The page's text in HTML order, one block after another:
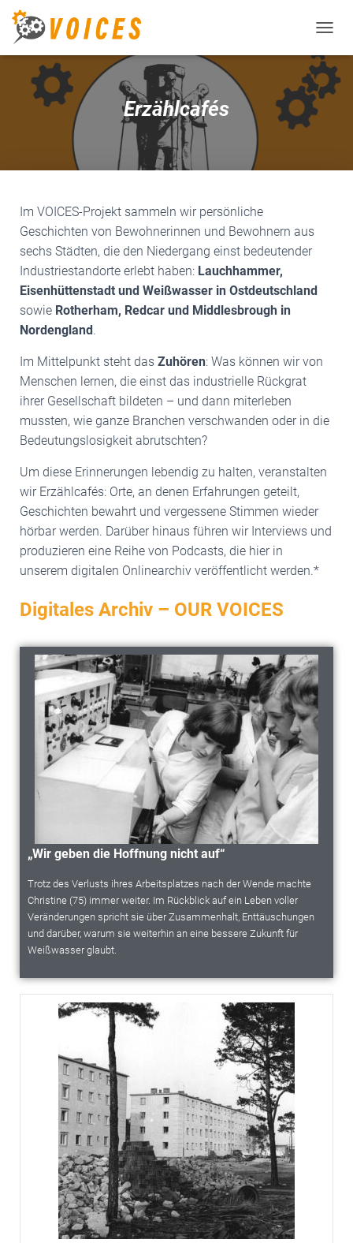
O
G
G
L
Erzählcafés
Im VOICES-Projekt sammeln wir persönliche
Geschichten von Bewohnerinnen und Bewohnern aus
sechs Städten, die den Niedergang einst bedeutender
Industriestandorte erlebt haben: Lauchhammer,
Eisenhüttenstadt und Weißwasser in Ostdeutschland
sowie Rotherham, Redcar und Middlesbrough in
Nordengland.
Im Mittelpunkt steht das Zuhören: Was können wir von
Menschen lernen, die einst das industrielle Rückgrat
ihrer Gesellschaft bildeten – und dann miterleben
mussten, wie ganze Branchen verschwanden oder in die
Bedeutungslosigkeit abrutschten?
Um diese Erinnerungen lebendig zu halten, veranstalten
wir Erzählcafés: Orte, an denen Erfahrungen geteilt,
Geschichten bewahrt und vergessene Stimmen wieder
hörbar werden. Darüber hinaus führen wir Interviews und
produzieren eine Reihe von Podcasts, die hier in
unserem digitalen Onlinearchiv veröffentlicht werden.*
Digitales Archiv – OUR VOICES
„Wir geben die Hoffnung nicht auf“
Trotz des Verlusts ihres Arbeitsplatzes nach der Wende machte
Christine (75) immer weiter. Im Rückblick auf ein Leben voller
Veränderungen spricht sie über Zusammenhalt, Enttäuschungen
und darüber, warum sie weiterhin an eine bessere Zukunft für
Weißwasser glaubt.